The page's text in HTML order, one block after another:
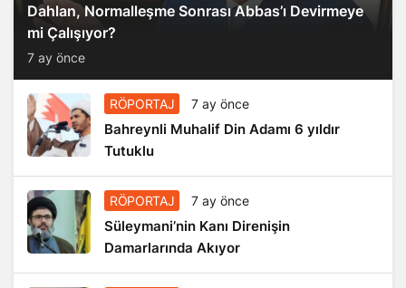
Dahlan, Normalleşme Sonrası Abbas’ı Devirmeye
mi Çalışıyor?
7 ay önce
RÖPORTAJ 7 ay önce
Bahreynli Muhalif Din Adamı 6 yıldır
Tutuklu
RÖPORTAJ 7 ay önce
Süleymani’nin Kanı Direnişin
Damarlarında Akıyor